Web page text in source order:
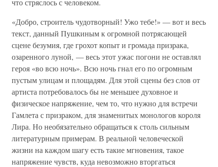
что стряслось с человеком.
«Добро, строитель чудотворный! Ужо тебе!» — вот и весь
текст, данный Пушкиным к огромной потрясающей
сцене безумия, где грохот копыт и громада призрака,
озаренного луной, — весь этот ужас погони не оставлял
героя «во всю ночь». Всю ночь гнал его по огромным
пустым улицам и площадям. Для этой сцены без слов от
артиста потребовалось бы не меньшее духовное и
физическое напряжение, чем то, что нужно для встречи
Гамлета с призраком, для знаменитых монологов короля
Лира. Но необязательно обращаться к столь сильным
литературным примерам. В реальной человеческой
жизни на каждом шагу есть такие мгновения, такое
напряжение чувств, куда невозможно вторгаться